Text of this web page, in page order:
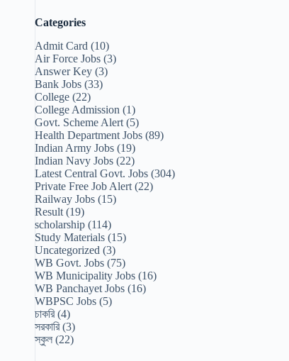
Categories
Admit Card (10)
Air Force Jobs (3)
Answer Key (3)
Bank Jobs (33)
College (22)
College Admission (1)
Govt. Scheme Alert (5)
Health Department Jobs (89)
Indian Army Jobs (19)
Indian Navy Jobs (22)
Latest Central Govt. Jobs (304)
Private Free Job Alert (22)
Railway Jobs (15)
Result (19)
scholarship (114)
Study Materials (15)
Uncategorized (3)
WB Govt. Jobs (75)
WB Municipality Jobs (16)
WB Panchayet Jobs (16)
WBPSC Jobs (5)
চাকরি(4)
সরকারি(3)
স্কুল (22)